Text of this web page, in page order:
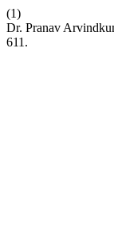
(1)
Dr. Pranav
611.